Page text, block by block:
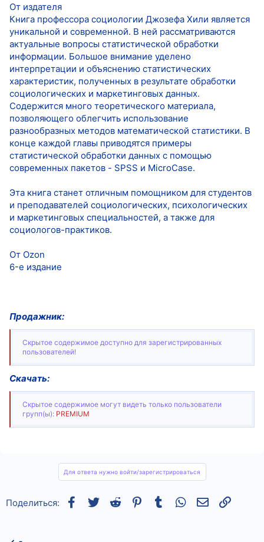
От издателя
Книга профессора социологии Джозефа Хили является
уникальной и современной. В ней рассматриваются
актуальные вопросы статистической обработки
информации. Большое внимание уделено
интерпретации и объяснению статистических
характеристик, полученных в результате обработки
социологических и маркетинговых данных.
Содержится много теоретического материала,
позволяющего облегчить использование
разнообразных методов математической статистики. В
конце каждой главы приводятся примеры
статистической обработки данных с помощью
современных пакетов - SPSS и MicroCase.
Эта книга станет отличным помощником для студентов
и преподавателей социологических, психологических
и маркетинговых специальностей, а также для
социологов-практиков.
От Ozon
6-е издание
Продажник:
Скрытое содержимое доступно для зарегистрированных
пользователей!
Скачать:
Скрытое содержимое могут видеть только пользователи
групп(ы): PREMIUM
Для ответа нужно войти/зарегистрироваться
Поделиться: Facebook
TwitterReddit Pinterest
Tumblr WhatsAppСсылка